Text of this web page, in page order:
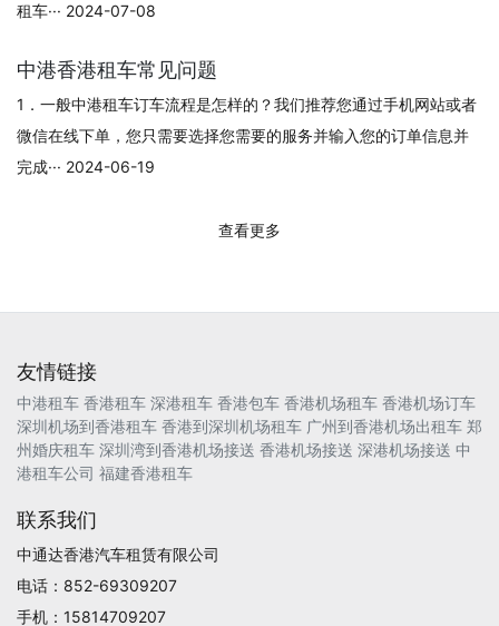
租车··· 2024-07-08
中港香港租车常见问题
1．一般中港租车订车流程是怎样的？我们推荐您通过手机网站或者
微信在线下单，您只需要选择您需要的服务并输入您的订单信息并
完成··· 2024-06-19
查看更多
友情链接
中港租车 香港租车 深港租车 香港包车 香港机场租车 香港机场订车
深圳机场到香港租车 香港到深圳机场租车 广州到香港机场出租车 郑
州婚庆租车 深圳湾到香港机场接送 香港机场接送 深港机场接送 中
港租车公司 福建香港租车
联系我们
中通达香港汽车租赁有限公司
电话：852-69309207
手机：15814709207